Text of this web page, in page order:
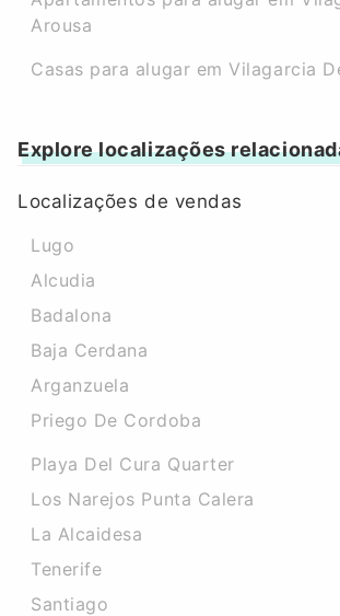
Arousa
Casas para alugar em Vilagarcia
Explore localizações
Localizações de vendas
Lugo
Alcudia
Badalona
Baja Cerdana
Arganzuela
Priego De Cordoba
Playa Del Cura Quarter
Los Narejos Punta Calera
La Alcaidesa
Tenerife
Santiago